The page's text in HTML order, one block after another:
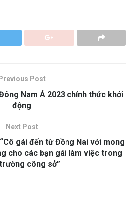
Previous Post
Nam Á 2023 chính thức khởi
động
Next Post
gái đến từ Đồng Nai với mong
cho các bạn gái làm việc trong
công sở”